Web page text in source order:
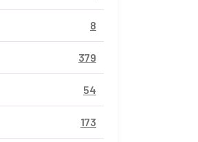
8
379
54
173